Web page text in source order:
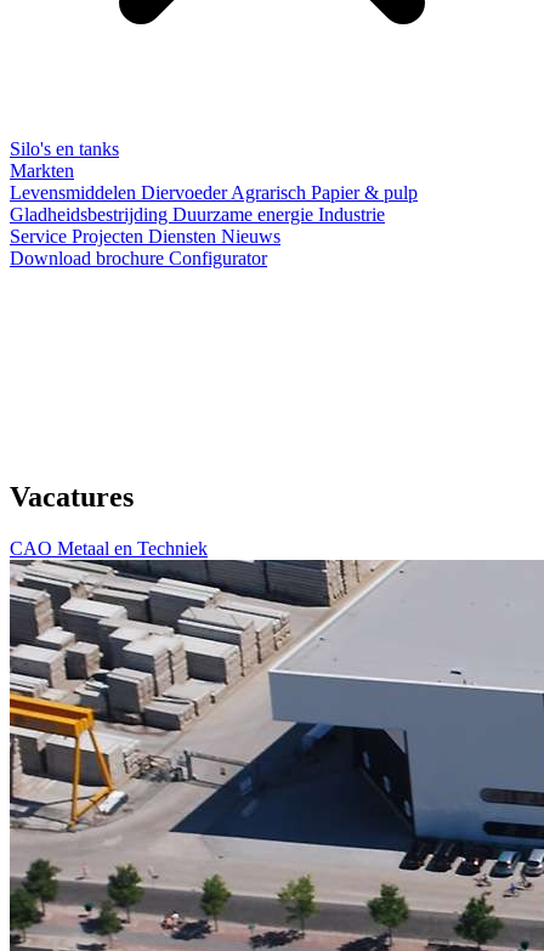
Silo's en tanks
Markten
Levensmiddelen DiervoederAgrarisch Papier & pulp
Gladheidsbestrijding Duurzame energie Industrie
Service Projecten Diensten Nieuws
Download brochure Configurator
Vacatures
CAO Metaal en Techniek